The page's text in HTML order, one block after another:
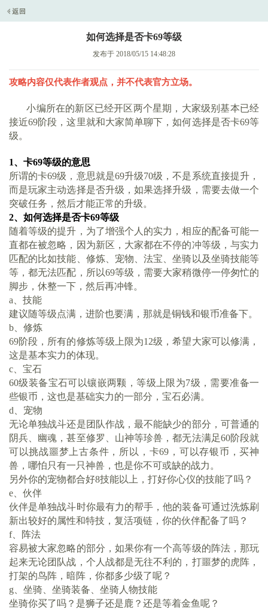
如何选择是否卡69等级
发布于 2018/05/15 14:48:28
攻略内容仅代表作者观点，并不代表官方立场。
小编所在的新区已经开区两个星期，大家级别基本已经
接近69阶段，这里就和大家简单聊下，如何选择是否卡69等
级。
1、卡69等级的意思
所谓的卡69级，意思就是69升级70级，不是系统直接提升，
而是玩家主动选择是否升级，如果选择升级，需要去做一个
突破任务，然后才能正常的升级。
2、如何选择是否卡69等级
随着等级的提升，为了增强个人的实力，相应的配备可能一
直都在被忽略，因为新区，大家都在不停的冲等级，与实力
匹配的比如技能、修炼、宠物、法宝、坐骑以及坐骑技能等
等，都无法匹配，所以69等级，需要大家稍微停一停匆忙的
脚步，休整一下，然后再冲锋。
a、技能
建议随等级点满，进阶也要满，那就是铜钱和银币准备下。
b、修炼
69阶段，所有的修炼等级上限为12级，希望大家可以修满，
这是基本实力的体现。
c、宝石
60级装备宝石可以镶嵌两颗，等级上限为7级，需要准备一
些银币，这也是基础实力的一部分，宝石必满。
d、宠物
无论单独战斗还是团队作战，最不能缺少的部分，可普通的
阴兵、幽魂，甚至修罗、山神等珍兽，都无法满足60阶段就
可以挑战噩梦上古条件，所以，卡69，可以存银币，买神
兽，哪怕只有一只神兽，也是你不可或缺的战力。
另外你的宠物都合好8技能以上，打好你心仪的技能了吗？
e、伙伴
伙伴是单独战斗时你最有力的帮手，他的装备可通过洗炼刷
新出较好的属性和特技，复活项链，你的伙伴配备了吗？
f、阵法
容易被大家忽略的部分，如果你有一个高等级的阵法，那玩
起来无论团队战，个人战都是无往不利的，打噩梦的虎阵，
打架的鸟阵，暗阵，你都多少级了呢？
g、坐骑、坐骑装备、坐骑人物技能
坐骑你买了吗？是狮子还是鹿？还是等着金鱼呢？